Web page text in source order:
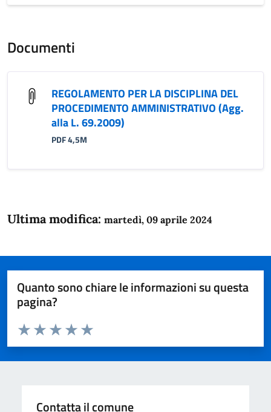
Documenti
REGOLAMENTO PER LA DISCIPLINA DEL
PROCEDIMENTO AMMINISTRATIVO (Agg.
alla L. 69.2009)
PDF 4,5M
Ultima modifica: martedì, 09 aprile 2024
Quanto sono chiare le informazioni su questa
pagina?
Domanda
Valuta da 1 a 5 stelle la pagina
Valuta 5 stelle su 5
Valuta 4 stelle su 5
Valuta 3 stelle su 5
Valuta 2 stelle su 5
Valuta 1 stelle su 5
Contatta il comune